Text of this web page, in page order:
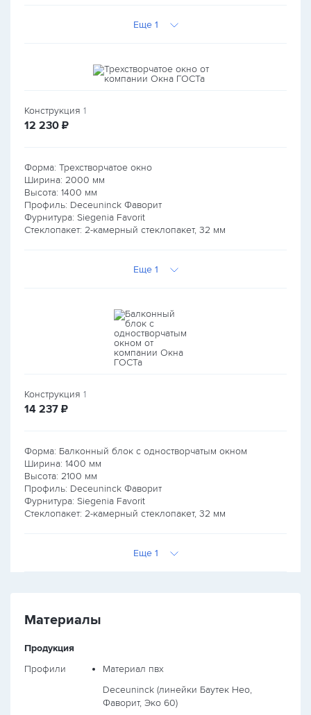
Еще 1
Конструкция 1
12 230 руб.
₽
Форма: Трехстворчатое окно
Ширина: 2000 мм
Высота: 1400 мм
Профиль: Deceuninck Фаворит
Фурнитура: Siegenia Favorit
Стеклопакет: 2-камерный стеклопакет, 32 мм
Еще 1
Конструкция 1
14 237 руб.
₽
Форма: Балконный блок с одностворчатым окном
Ширина: 1400 мм
Высота: 2100 мм
Профиль: Deceuninck Фаворит
Фурнитура: Siegenia Favorit
Стеклопакет: 2-камерный стеклопакет, 32 мм
Еще 1
Материалы
Продукция
Профили
Материал пвх
Deceuninck (линейки Баутек Нео,
Фаворит, Эко 60)